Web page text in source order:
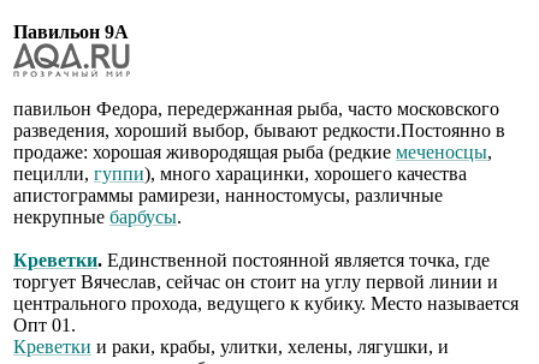
Павильон 9А
павильон Федора, передержанная рыба, часто московского
разведения, хороший выбор, бывают редкости.Постоянно в
продаже: хорошая живородящая рыба (редкие меченосцы,
пецилли, гуппи), много харацинки, хорошего качества
апистограммы рамирези, нанностомусы, различные
некрупные барбусы.
Креветки. Единственной постоянной является точка, где
торгует Вячеслав, сейчас он стоит на углу первой линии и
центрального прохода, ведущего к кубику. Место называется
Опт 01.
Креветки и раки, крабы, улитки, хелены, лягушки, и